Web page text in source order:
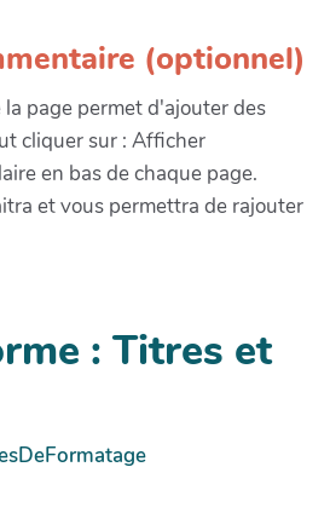
(optionnel)
page permet d'ajouter des
cliquer sur : Afficher
en bas de chaque page.
et vous permettra de rajouter
: Titres et